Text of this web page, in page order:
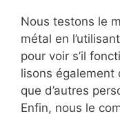
Nous testons le
métal en
pour voir s’il
lisons également
que d’autres
Enfin, nous le